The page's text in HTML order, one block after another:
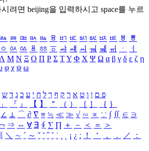
려면 beijing을 입력하시고 space를 누르
ㅬ ㅭ ㅮ ㅯ ㅰ ㅱ ㅲ ㅳ ㅴ ㅵ ㅶ ㅷ ㅸ
ㅹ
ㆁ ㆂ ㆃ ㆄ ㆅ ㆆ ㆇ ㆈ ㆉ ㆊ ㆋ ㆌ ㆍ
ㆎ
Μ Ν Ξ Ο Π Ρ Σ ΤΥ Φ Χ Ψ Ω α β γ δ ε ζ η
φ χ ψ ω
פ ם ן ו ט א ר ק ף ך ל ח י ע כ ג ד ש
」 『 』 【 】 ＂ （ ） ［ ］ ｛ ｝
∠ ⊥ ⌒ ∂ ∇ ≡ ≒ ≪ ≫ √ ∽ ∝ ∵ ∫ ∬ ∈ ∋
⇒ ⇔ ∀ ∃ ∮ ∑ ∏ ＋ － ＜ ＝
＞
＼ ∼ ´ ～ ˇ ˘ ˝ ˚ ˙ ¸ ¡ ¿ ː ！ ＇ ， ． ／
：